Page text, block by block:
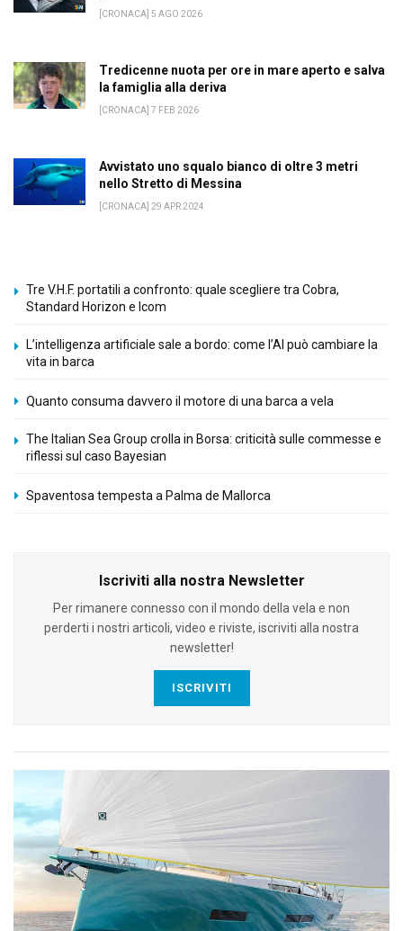
[CRONACA] 5 AGO 2026
Tredicenne nuota per ore in mare aperto e salva
la famiglia alla deriva
[CRONACA] 7 FEB 2026
Avvistato uno squalo bianco di oltre 3 metri
nello Stretto di Messina
[CRONACA] 29 APR 2024
Tre V.H.F. portatili a confronto: quale scegliere tra Cobra,
Standard Horizon e Icom
L’intelligenza artificiale sale a bordo: come l’AI può cambiare la
vita in barca
Quanto consuma davvero il motore di una barca a vela
The Italian Sea Group crolla in Borsa: criticità sulle commesse e
riflessi sul caso Bayesian
Spaventosa tempesta a Palma de Mallorca
Iscriviti alla nostra Newsletter
Per rimanere connesso con il mondo della vela e non
perderti i nostri articoli, video e riviste, iscriviti alla nostra
newsletter!
ISCRIVITI